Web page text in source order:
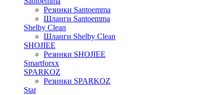
Резинки Santoemma
Шланги Santoemma
Shelby Clean
Шланги Shelby Clean
SHOJIEE
Резинки SHOJIEE
Smartforxx
SPARKOZ
Резинки SPARKOZ
Star